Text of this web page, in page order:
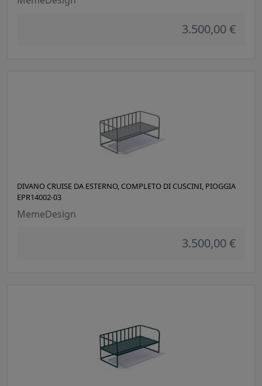
3.500,00 €
DIVANO CRUISE DA ESTERNO, COMPLETO DI CUSCINI, PIOGGIA
EPR14002-03
MemeDesign
3.500,00 €